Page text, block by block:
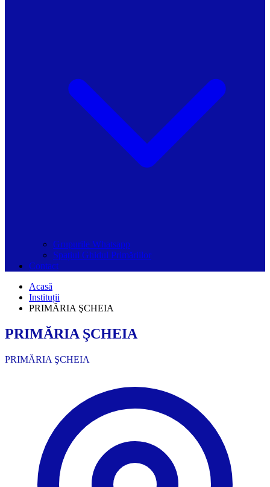
Grupurile Whatsapp
Spațiul Ghidul Primăriilor
Contact
Acasă
Instituții
PRIMĂRIA ŞCHEIA
PRIMĂRIA ŞCHEIA
PRIMĂRIA ŞCHEIA